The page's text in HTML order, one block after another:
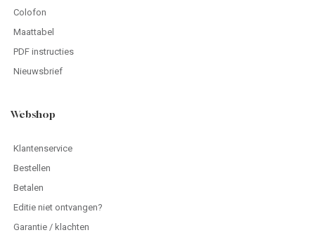
Colofon
Maattabel
PDF instructies
Nieuwsbrief
Webshop
Klantenservice
Bestellen
Betalen
Editie niet ontvangen?
Garantie / klachten